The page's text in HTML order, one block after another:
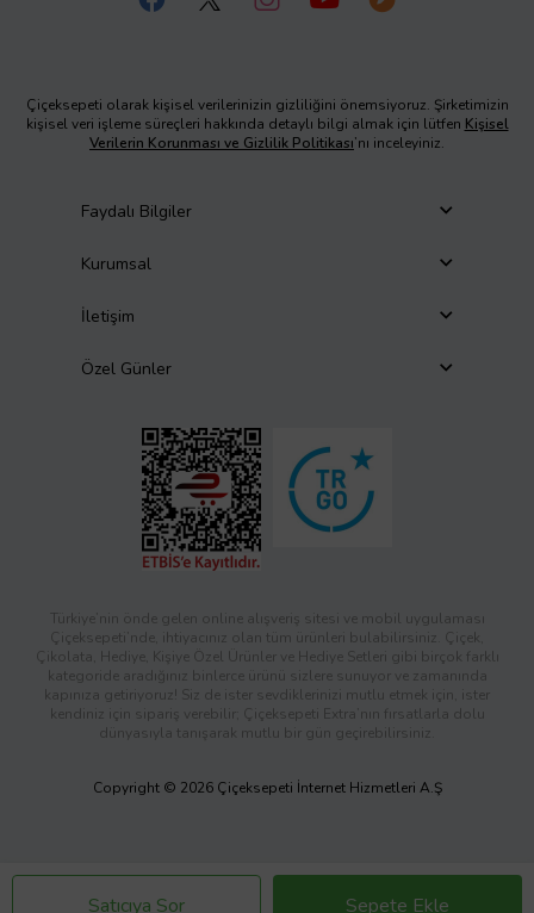
Satıcıya Sor Sepete Ekle
Çiçeksepeti olarak kişisel verilerinizin gizliliğini önemsiyoruz. Şirketimizin
kişisel veri işleme süreçleri hakkında detaylı bilgi almak için lütfen Kişisel
Verilerin Korunması ve Gizlilik Politikası’nı inceleyiniz.
Faydalı Bilgiler
Kurumsal
İletişim
Özel Günler
Türkiye’nin önde gelen online alışveriş sitesi ve mobil uygulaması
Çiçeksepeti’nde, ihtiyacınız olan tüm ürünleri bulabilirsiniz. Çiçek,
Çikolata, Hediye, Kişiye Özel Ürünler ve Hediye Setleri gibi birçok farklı
kategoride aradığınız binlerce ürünü sizlere sunuyor ve zamanında
kapınıza getiriyoruz! Siz de ister sevdiklerinizi mutlu etmek için, ister
kendiniz için sipariş verebilir; Çiçeksepeti Extra’nın fırsatlarla dolu
dünyasıyla tanışarak mutlu bir gün geçirebilirsiniz.
Copyright © 2026 Çiçeksepeti İnternet Hizmetleri A.Ş